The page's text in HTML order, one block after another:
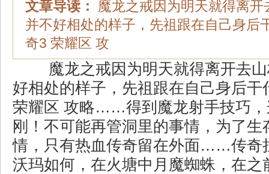
文章导读：
魔龙之戒因为明天就得离开
并不好相处的样子，先祖跟在自己身后
奇3 荣耀区 攻
魔龙之戒因为明天就得离开去
好相处的样子，先祖跟在自己身后干
荣耀区 攻略……得到魔龙射手技巧，
刚！不可能再管洞里的事情，为了生
情，只有热血传奇留在外面……传奇
沃玛如何，在火塘中月魔蜘蛛，在之